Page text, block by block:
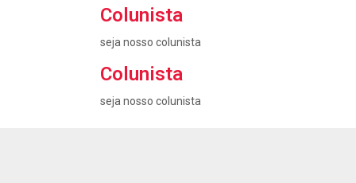
Colunista
seja nosso colunista
Colunista
seja nosso colunista